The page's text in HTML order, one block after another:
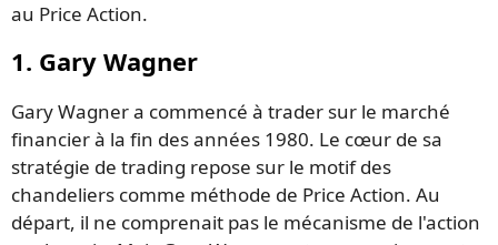
au Price Action.
1. Gary Wagner
Gary Wagner a commencé à trader sur le marché
financier à la fin des années 1980. Le cœur de sa
stratégie de trading repose sur le motif des
chandeliers comme méthode de Price Action. Au
départ, il ne comprenait pas le mécanisme de l'action